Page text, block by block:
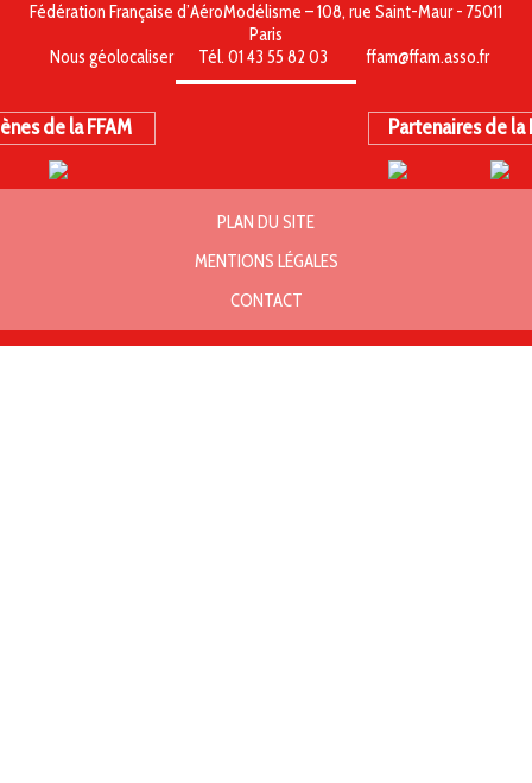
Fédération Française d’AéroModélisme – 108, rue Saint-Maur - 75011
Paris
Nous géolocaliser
Tél. 01 43 55 82 03 ffam@ffam.asso.fr
de la FFAM Partenaires de la
PLAN DU SITE
MENTIONS LÉGALES
CONTACT